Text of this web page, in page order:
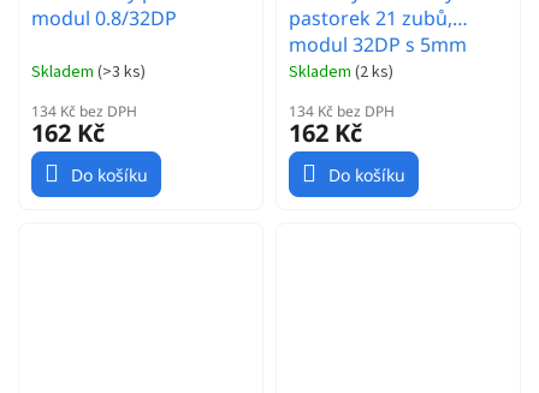
modul 0.8/32DP
Skladem (>3 ks)
134 Kč bez DPH
162 Kč
Do košíku
pastorek 21 zubů,
modul 32DP s 5mm
vrtáním a 3,17mm
Skladem (2 ks)
134 Kč bez DPH
162 Kč
Do košíku